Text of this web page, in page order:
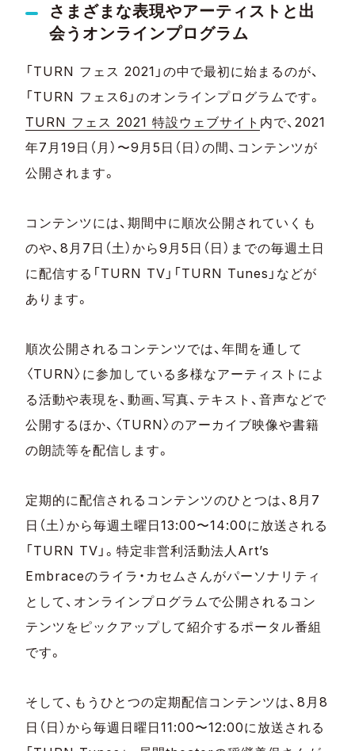
さまざまな表現やアーティストと出
会うオンラインプログラム
「TURN フェス 2021」の中で最初に始まるのが、
「TURN フェス6」のオンラインプログラムです。
TURN フェス 2021 特設ウェブサイト 内で、2021
年7月19日（月）〜9月5日（日）の間、コンテンツが
公開されます。
コンテンツには、期間中に順次公開されていくも
のや、8月7日（土）から9月5日（日）までの毎週土日
に配信する「TURN TV」「TURN Tunes」などが
あります。
順次公開されるコンテンツでは、年間を通して
〈TURN〉に参加している多様なアーティストによ
る活動や表現を、動画、写真、テキスト、音声などで
公開するほか、〈TURN〉のアーカイブ映像や書籍
の朗読等を配信します。
定期的に配信されるコンテンツのひとつは、8月7
日（土）から毎週土曜日13:00〜14:00に放送される
「TURN TV」。特定非営利活動法人Art’s
Embraceのライラ・カセムさんがパーソナリティ
として、オンラインプログラムで公開されるコン
テンツをピックアップして紹介するポータル番組
です。
そして、もうひとつの定期配信コンテンツは、8月8
日（日）から毎週日曜日11:00〜12:00に放送される